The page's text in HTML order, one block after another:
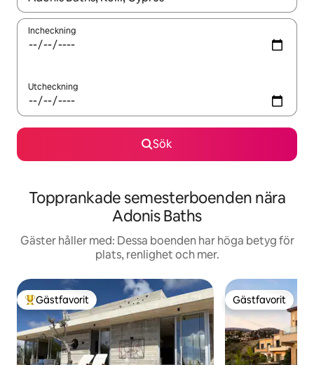
Incheckning
Utcheckning
Sök
Topprankade semesterboenden nära
Adonis Baths
Gäster håller med: Dessa boenden har höga betyg för
plats, renlighet och mer.
Populär gästfavorit
Gästfavorit Gästfavorit
Gästfavorit